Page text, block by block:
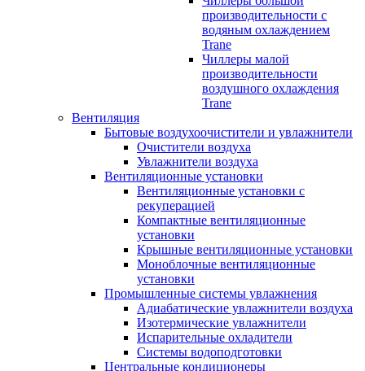
производительности с
водяным охлаждением
Trane
Чиллеры малой
производительности
воздушного охлаждения
Trane
Вентиляция
Бытовые воздухоочистители и увлажнители
Очистители воздуха
Увлажнители воздуха
Вентиляционные установки
Вентиляционные установки с
рекуперацией
Компактные вентиляционные
установки
Крышные вентиляционные установки
Моноблочные вентиляционные
установки
Промышленные системы увлажнения
Адиабатические увлажнители воздуха
Изотермические увлажнители
Испарительные охладители
Системы водоподготовки
Центральные кондиционеры